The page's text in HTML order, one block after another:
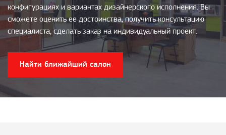
конфигурациях и вариантах дизайнерского исполнения. Вы
сможете оценить ее достоинства, получить консультацию
специалиста, сделать заказ на индивидуальный проект.
Найти ближайший салон